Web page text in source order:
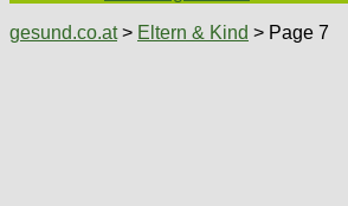
gesund.co.at> Eltern & Kind > Page 7